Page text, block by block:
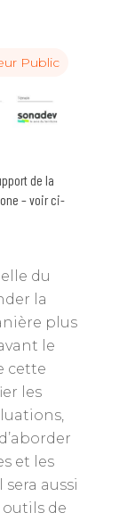
Public
de la
– voir ci-
du
la
plus
le
cette
les
et les
aussi
de